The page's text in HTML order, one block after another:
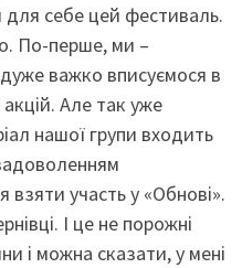
для себе цей фестиваль.
По-перше, ми –
важко вписуємося в
Але так уже
нашої групи входить
взяти участь у «Обнові».
І це не порожні
і можна сказати, у мені